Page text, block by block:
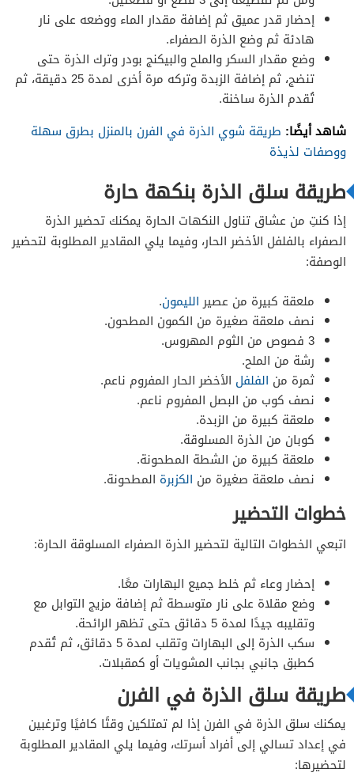
إحضار قدر عميق ثم إضافة مقدار الماء ووضعه على نار
هادئة ثم وضع الذرة الصفراء.
وضع مقدار السكر والملح والبيكنج بودر وترك الذرة حتى
تنضج، ثم إضافة الزبدة وتركه مرة أخرى لمدة 25 دقيقة، ثم
تُقدم الذرة ساخنة.
شاهد أيضًا: طريقة شوي الذرة في الفرن بالمنزل بطرق سهلة
ووصفات لذيذة
طريقة سلق الذرة بنكهة حارة
إذا كنتِ من عشاق تناول النكهات الحارة يمكنك تحضير الذرة
الصفراء بالفلفل الأخضر الحار، وفيما يلي المقادير المطلوبة لتحضير
الوصفة:
ملعقة كبيرة من عصيرالليمون.
نصف ملعقة صغيرة من الكمون المطحون.
3 فصوص من الثوم المهروس.
رشة من الملح.
ثمرة من الفلفل الأخضر الحار المفروم ناعم.
نصف كوب من البصل المفروم ناعم.
ملعقة كبيرة من الزبدة.
كوبان من الذرة المسلوقة.
ملعقة كبيرة من الشطة المطحونة.
نصف ملعقة صغيرة من الكزبرة المطحونة.
خطوات التحضير
اتبعي الخطوات التالية لتحضير الذرة الصفراء المسلوقة الحارة:
إحضار وعاء ثم خلط جميع البهارات معًا.
وضع مقلاة على نار متوسطة ثم إضافة مزيج التوابل مع
وتقليبه جيدًا لمدة 5 دقائق حتى تظهر الرائحة.
سكب الذرة إلى البهارات وتقلب لمدة 5 دقائق، ثم تُقدم
كطبق جانبي بجانب المشويات أو كمقبلات.
طريقة سلق الذرة في الفرن
يمكنك سلق الذرة في الفرن إذا لم تمتلكين وقتًا كافيًا وترغبين
في إعداد تسالي إلى أفراد أسرتك، وفيما يلي المقادير المطلوبة
لتحضيرها: